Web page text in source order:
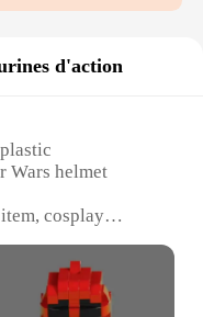
d'action
Wars helmet
cosplay
and